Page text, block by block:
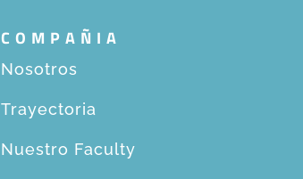
COMPAÑIA
Nosotros
Trayectoria
Nuestro Faculty